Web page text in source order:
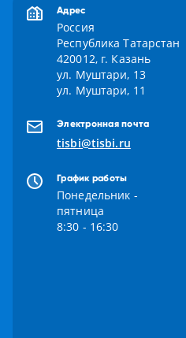
Адрес
Россия
Республика Татарстан
420012, г. Казань
ул. Муштари, 13
ул. Муштари, 11
Электронная почта
tisbi@tisbi.ru
График работы
Понедельник -
пятница
8:30 - 16:30